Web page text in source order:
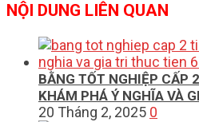
NỘI DUNG LIÊN QUAN
BẰNG TỐT NGHIỆP CẤP
KHÁM PHÁ Ý NGHĨA VÀ
20 Tháng 2, 2025 0